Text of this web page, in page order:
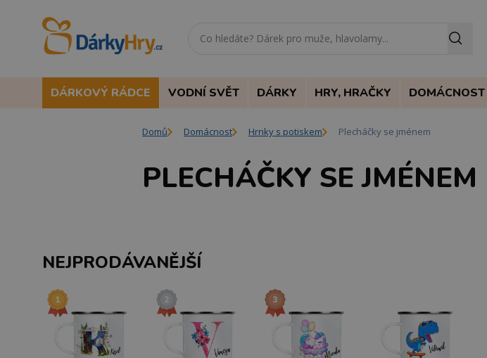
DÁRKOVÝ RÁDCE VODNÍ SVĚT DÁRKY HRY, HRAČKY DOMÁCNOST
Domů Domácnost Hrnky s potiskem Plecháčky se jménem
PLECHÁČKY SE JMÉNEM
NEJPRODÁVANĚJŠÍ